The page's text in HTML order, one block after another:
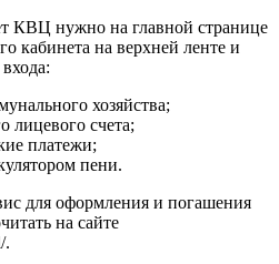
КВЦ нужно на главной странице
кабинета на верхней ленте и
хозяйства;
лицевого счета;
платежи;
пени.
для оформления и погашения
на сайте
.